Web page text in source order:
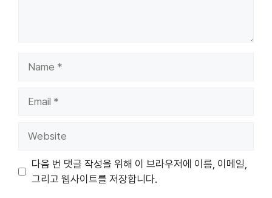
다음 번 댓글 작성을 위해 이 브라우저에 이름, 이메일,
그리고 웹사이트를 저장합니다.